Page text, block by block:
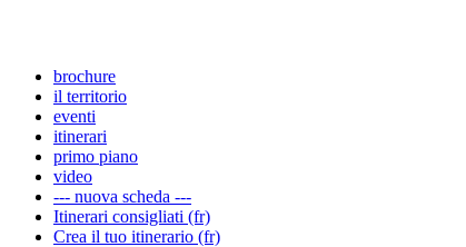
brochure
il territorio
eventi
itinerari
primo piano
video
--- nuova scheda ---
Itinerari consigliati (fr)
Crea il tuo itinerario (fr)